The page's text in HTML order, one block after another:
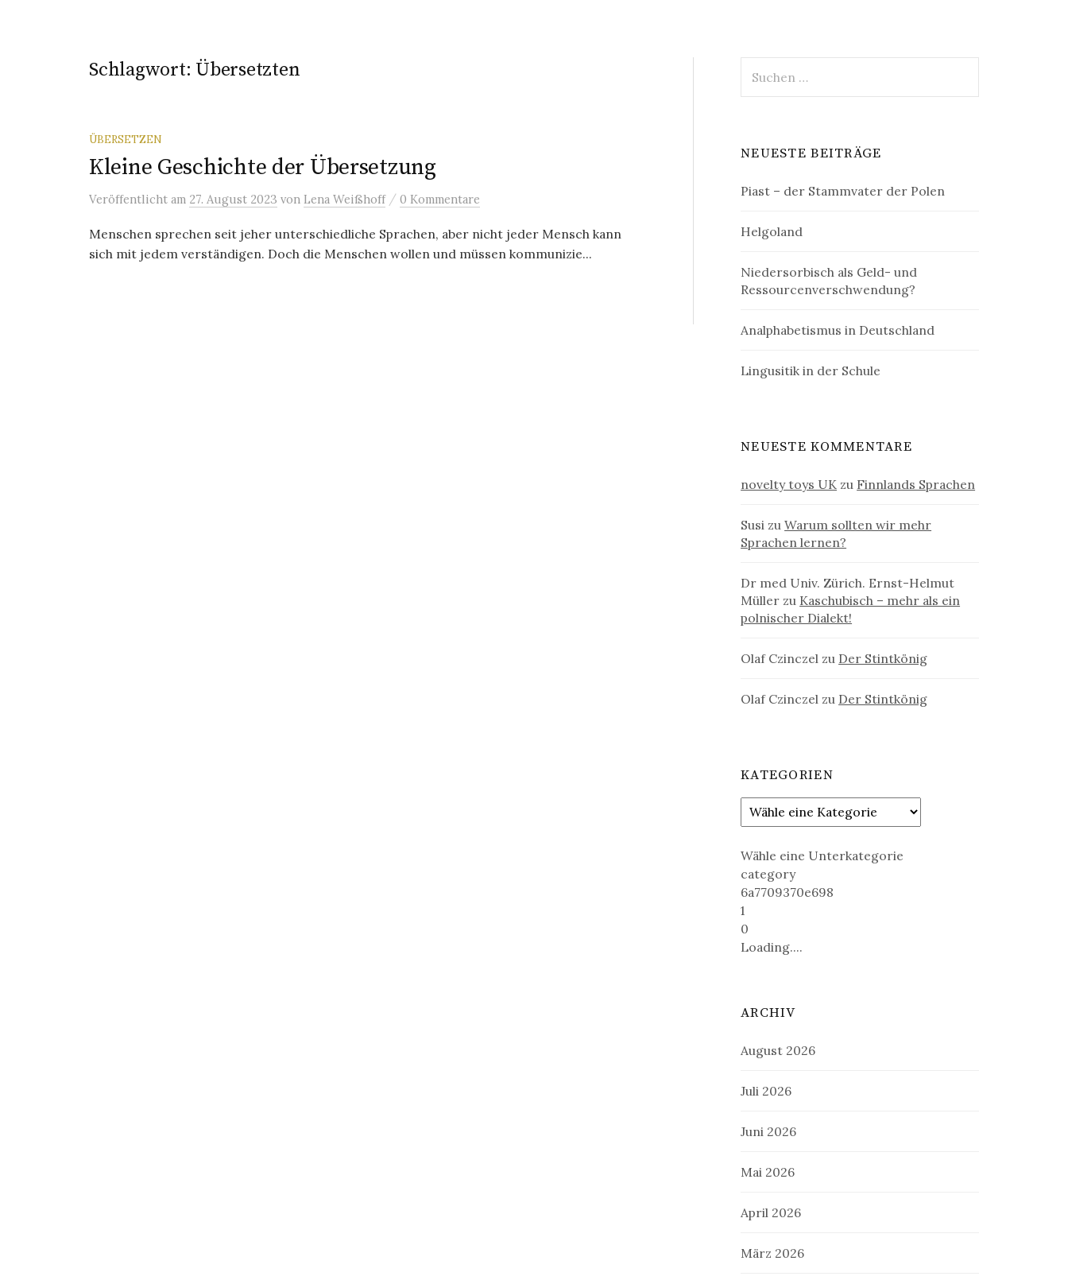
Schlagwort: Übersetzten
ÜBERSETZEN
Kleine Geschichte der Übersetzung
Veröffentlicht am 27. August 2023 von Lena Weißhoff / 0 Kommentare
Menschen sprechen seit jeher unterschiedliche Sprachen, aber nicht jeder Mensch kann
sich mit jedem verständigen. Doch die Menschen wollen und müssen kommunizie...
nach:
NEUESTE BEITRÄGE
Piast – der Stammvater der Polen
Helgoland
Niedersorbisch als Geld- und
Ressourcenverschwendung?
Analphabetismus in Deutschland
Lingusitik in der Schule
NEUESTE KOMMENTARE
novelty toys UK zu Finnlands Sprachen
Susi zuWarum sollten wir mehr
Sprachen lernen?
Dr med Univ. Zürich. Ernst-Helmut
Müller zu Kaschubisch – mehr als ein
polnischer Dialekt!
Olaf Czinczel zu Der Stintkönig
Olaf Czinczel zu Der Stintkönig
KATEGORIEN
Wähle eine Unterkategorie
category
6a7709370e698
1
0
Loading....
ARCHIV
August 2026
Juli 2026
Juni 2026
Mai 2026
April 2026
März 2026